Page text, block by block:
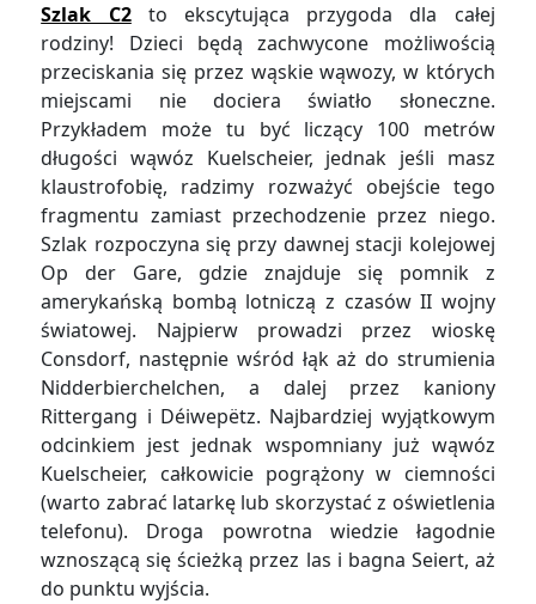
Szlak C2to ekscytująca przygoda dla całej
rodziny! Dzieci będą zachwycone możliwością
przeciskania się przez wąskie wąwozy, w których
miejscami nie dociera światło słoneczne.
Przykładem może tu być liczący 100 metrów
długości wąwóz Kuelscheier, jednak jeśli masz
klaustrofobię, radzimy rozważyć obejście tego
fragmentu zamiast przechodzenie przez niego.
Szlak rozpoczyna się przy dawnej stacji kolejowej
Op der Gare, gdzie znajduje się pomnik z
amerykańską bombą lotniczą z czasów II wojny
światowej. Najpierw prowadzi przez wioskę
Consdorf, następnie wśród łąk aż do strumienia
Nidderbierchelchen, a dalej przez kaniony
Rittergang i Déiwepëtz. Najbardziej wyjątkowym
odcinkiem jest jednak wspomniany już wąwóz
Kuelscheier, całkowicie pogrążony w ciemności
(warto zabrać latarkę lub skorzystać z oświetlenia
telefonu). Droga powrotna wiedzie łagodnie
wznoszącą się ścieżką przez las i bagna Seiert, aż
do punktu wyjścia.